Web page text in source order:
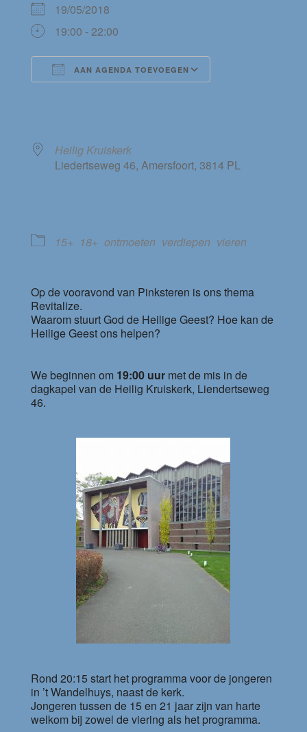
19/05/2018
19:00 - 22:00
AAN AGENDA TOEVOEGEN
Heilig Kruiskerk
Liedertseweg 46, Amersfoort, 3814 PL
15+ 18+ ontmoeten verdiepen vieren
Op de vooravond van Pinksteren is ons thema
Revitalize.
Waarom stuurt God de Heilige Geest? Hoe kan de
Heilige Geest ons helpen?
We beginnen om 19:00 uurmet de mis in de
dagkapel van de Heilig Kruiskerk, Liendertseweg
46.
Rond 20:15 start het programma voor de jongeren
in ’t Wandelhuys, naast de kerk.
Jongeren tussen de 15 en 21 jaar zijn van harte
welkom bij zowel de viering als het programma.